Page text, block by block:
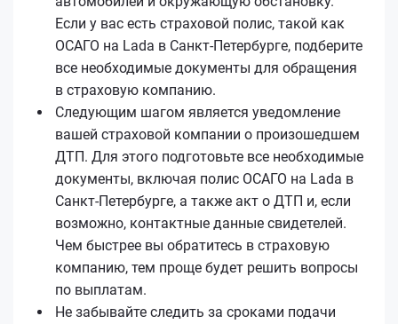
Если у вас есть страховой полис, такой как
ОСАГО на Lada в Санкт-Петербурге, подберите
все необходимые документы для обращения
в страховую компанию.
Следующим шагом является уведомление
вашей страховой компании о произошедшем
ДТП. Для этого подготовьте все необходимые
документы, включая полис ОСАГО на Lada в
Санкт-Петербурге, а также акт о ДТП и, если
возможно, контактные данные свидетелей.
Чем быстрее вы обратитесь в страховую
компанию, тем проще будет решить вопросы
по выплатам.
Не забывайте следить за сроками подачи